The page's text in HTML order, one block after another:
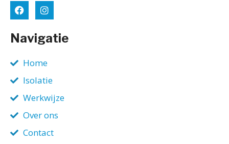
Navigatie
Home
Isolatie
Werkwijze
Over ons
Contact